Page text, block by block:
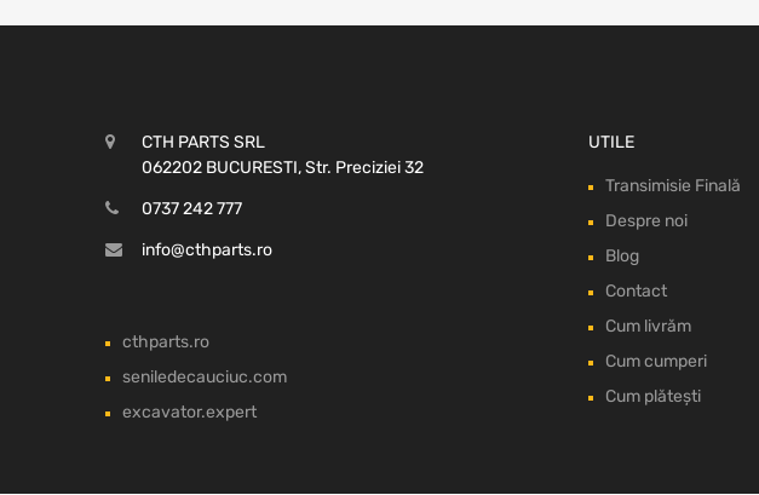
CTH PARTS SRL
062202 BUCURESTI, Str. Preciziei 32
0737 242 777
info@cthparts.ro
cthparts.ro
seniledecauciuc.com
excavator.expert
UTILE
Transimisie Finală
Despre noi
Blog
Contact
Cum livrăm
Cum cumperi
Cum plătești